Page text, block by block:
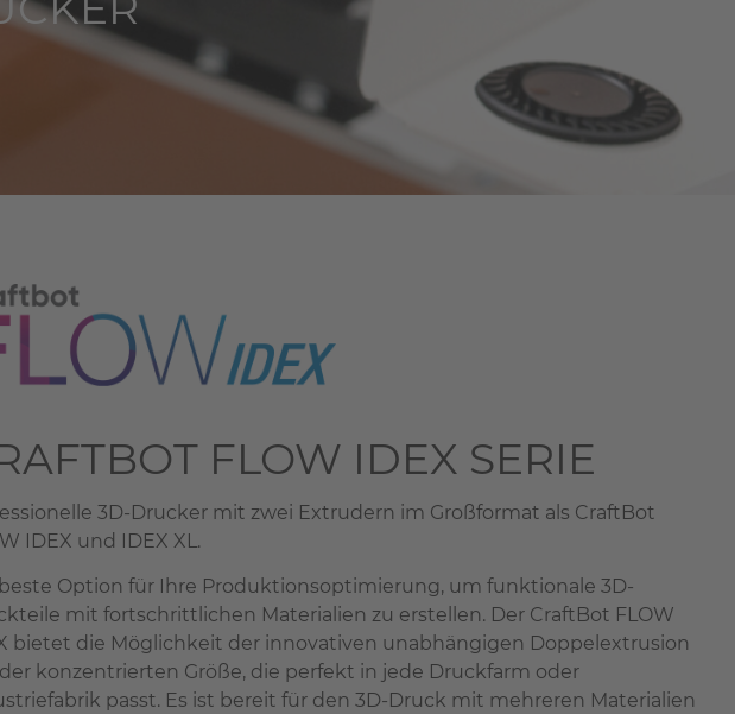
FLOW IDEX SERIE
3D-Drucker mit zwei Extrudern im Großformat als CraftBot
IDEX und IDEX XL.
Option für Ihre Produktionsoptimierung, um funktionale 3D-
mit fortschrittlichen Materialien zu erstellen. Der CraftBot FLOW
bietet die Möglichkeit der innovativen unabhängigen Doppelextrusion
konzentrierten Größe, die perfekt in jede Druckfarm oder
passt. Es ist bereit für den 3D-Druck mit mehreren Materialien